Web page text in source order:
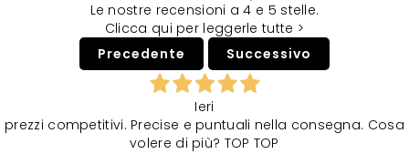
Le nostre recensioni a 4 e 5 stelle.
Clicca qui per leggerle tutte >
Precedente
Successivo
Ieri
prezzi competitivi. Precise e puntuali nella consegna. Cosa
volere di più? TOP TOP